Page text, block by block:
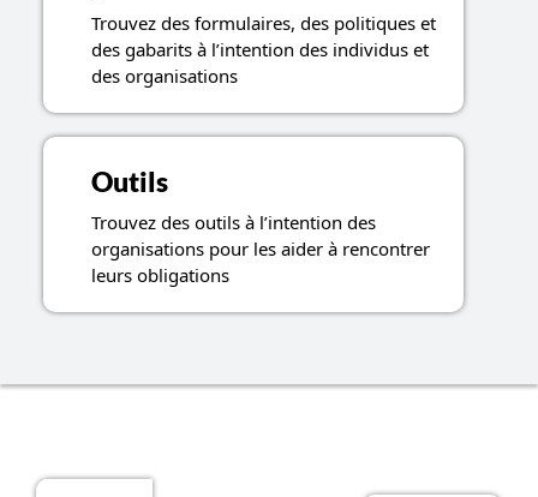
Trouvez des formulaires, des politiques et
des gabarits à l’intention des individus et
des organisations
Outils
Trouvez des outils à l’intention des
organisations pour les aider à rencontrer
leurs obligations